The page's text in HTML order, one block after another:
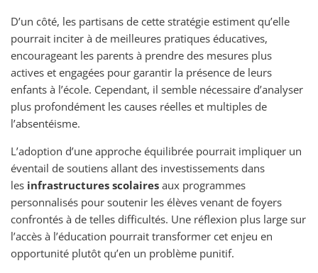
D’un côté, les partisans de cette stratégie estiment qu’elle
pourrait inciter à de meilleures pratiques éducatives,
encourageant les parents à prendre des mesures plus
actives et engagées pour garantir la présence de leurs
enfants à l’école. Cependant, il semble nécessaire d’analyser
plus profondément les causes réelles et multiples de
l’absentéisme.
L’adoption d’une approche équilibrée pourrait impliquer un
éventail de soutiens allant des investissements dans
les infrastructures scolaires aux programmes
personnalisés pour soutenir les élèves venant de foyers
confrontés à de telles difficultés. Une réflexion plus large sur
l’accès à l’éducation pourrait transformer cet enjeu en
opportunité plutôt qu’en un problème punitif.